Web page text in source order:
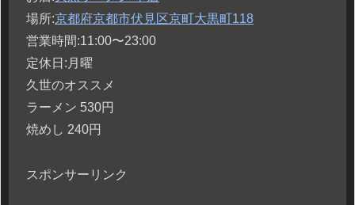
場所:京都府京都市伏見区京町大黒町118
営業時間:11:00〜23:00
定休日:月曜
久世のオススメ
ラーメン 530円
焼めし 240円
スポンサーリンク